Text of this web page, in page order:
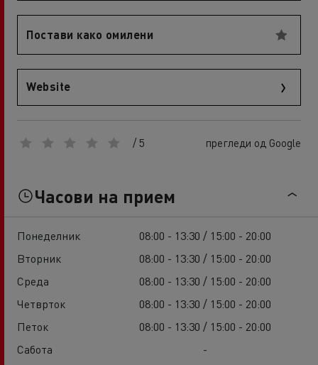
Постави како омилени
Website
/ 5 прегледи од Google
Часови на прием
Понеделник
08:00 - 13:30 / 15:00 - 20:00
Вторник
08:00 - 13:30 / 15:00 - 20:00
Среда
08:00 - 13:30 / 15:00 - 20:00
Четврток
08:00 - 13:30 / 15:00 - 20:00
Петок
08:00 - 13:30 / 15:00 - 20:00
Сабота
-